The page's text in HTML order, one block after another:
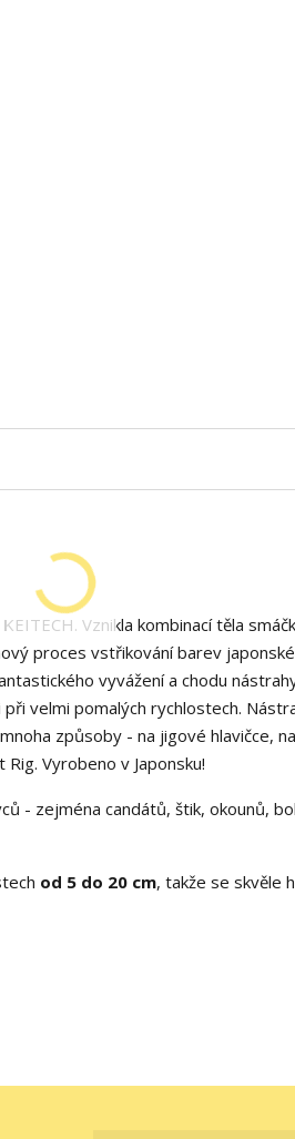
Vznikla kombinací těla
proces vstřikování barev japonské
vyvážení a chodu
velmi pomalých rychlostech.
způsoby - na jigové hlavičce,
Vyrobeno v Japonsku!
- zejména candátů, štik, okounů,
od 5 do 20 cm, takže se skvěle